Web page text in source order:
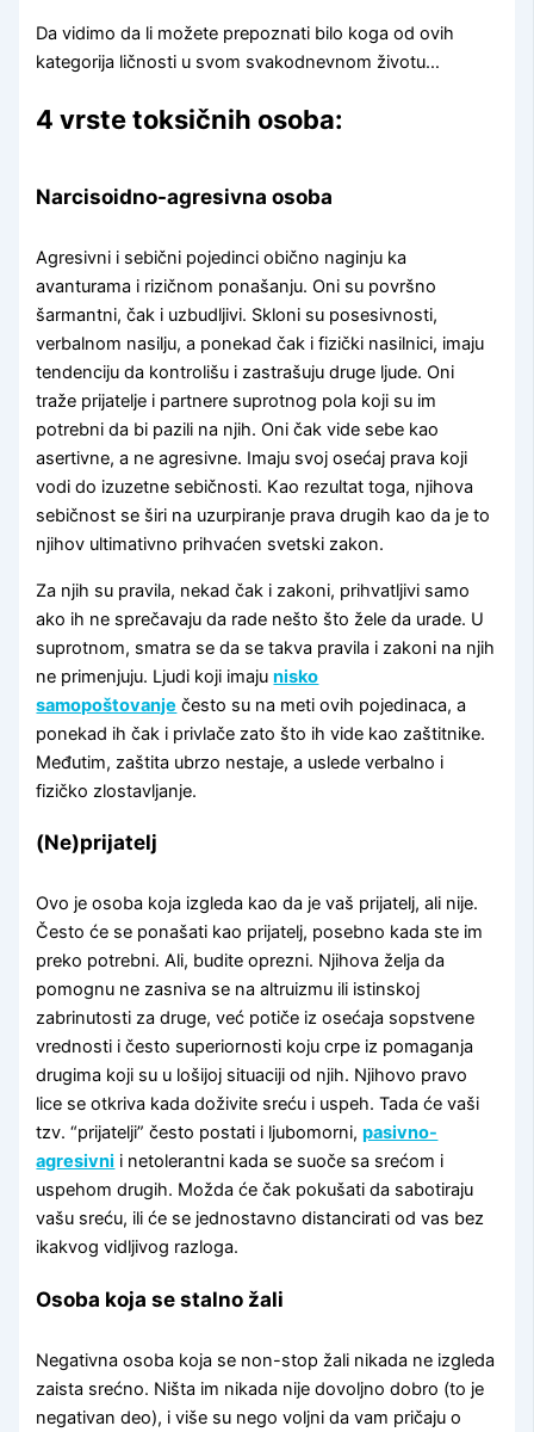
Da vidimo da li možete prepoznati bilo koga od ovih
kategorija ličnosti u svom svakodnevnom životu…
4 vrste toksičnih osoba:
Narcisoidno-agresivna osoba
Agresivni i sebični pojedinci obično naginju ka
avanturama i rizičnom ponašanju. Oni su površno
šarmantni, čak i uzbudljivi. Skloni su posesivnosti,
verbalnom nasilju, a ponekad čak i fizički nasilnici, imaju
tendenciju da kontrolišu i zastrašuju druge ljude. Oni
traže prijatelje i partnere suprotnog pola koji su im
potrebni da bi pazili na njih. Oni čak vide sebe kao
asertivne, a ne agresivne. Imaju svoj osećaj prava koji
vodi do izuzetne sebičnosti. Kao rezultat toga, njihova
sebičnost se širi na uzurpiranje prava drugih kao da je to
njihov ultimativno prihvaćen svetski zakon.
Za njih su pravila, nekad čak i zakoni, prihvatljivi samo
ako ih ne sprečavaju da rade nešto što žele da urade. U
suprotnom, smatra se da se takva pravila i zakoni na njih
ne primenjuju. Ljudi koji imajunisko
samopoštovanje često su na meti ovih pojedinaca, a
ponekad ih čak i privlače zato što ih vide kao zaštitnike.
Međutim, zaštita ubrzo nestaje, a uslede verbalno i
fizičko zlostavljanje.
(Ne)prijatelj
Ovo je osoba koja izgleda kao da je vaš prijatelj, ali nije.
Često će se ponašati kao prijatelj, posebno kada ste im
preko potrebni. Ali, budite oprezni. Njihova želja da
pomognu ne zasniva se na altruizmu ili istinskoj
zabrinutosti za druge, već potiče iz osećaja sopstvene
vrednosti i često superiornosti koju crpe iz pomaganja
drugima koji su u lošijoj situaciji od njih. Njihovo pravo
lice se otkriva kada doživite sreću i uspeh. Tada će vaši
tzv. “prijatelji” često postati i ljubomorni,pasivno-
agresivni i netolerantni kada se suoče sa srećom i
uspehom drugih. Možda će čak pokušati da sabotiraju
vašu sreću, ili će se jednostavno distancirati od vas bez
ikakvog vidljivog razloga.
Osoba koja se stalno žali
Negativna osoba koja se non-stop žali nikada ne izgleda
zaista srećno. Ništa im nikada nije dovoljno dobro (to je
negativan deo), i više su nego voljni da vam pričaju o